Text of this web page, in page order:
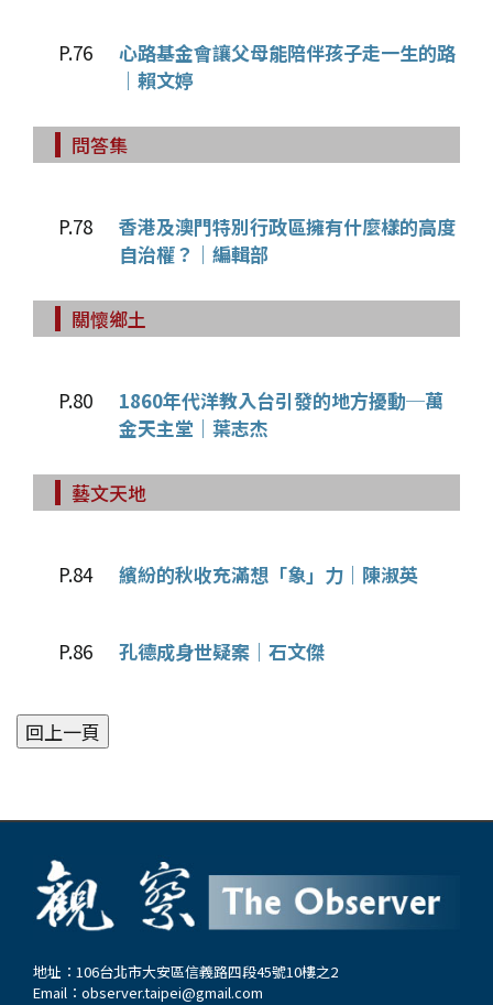
P.76
心路基金會讓父母能陪伴孩子走一生的路
｜賴文婷
問答集
P.78
香港及澳門特別行政區擁有什麼樣的高度
自治權？｜編輯部
關懷鄉土
P.80
1860年代洋教入台引發的地方擾動─萬
金天主堂｜葉志杰
藝文天地
P.84 繽紛的秋收充滿想「象」力｜陳淑英
P.86 孔德成身世疑案｜石文傑
地址：106台北市大安區信義路四段45號10樓之2
Email： observer.taipei@gmail.com